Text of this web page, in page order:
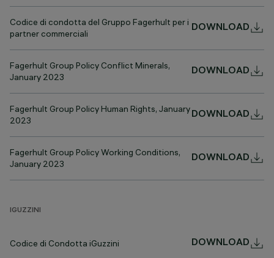
Codice di condotta del Gruppo Fagerhult per i
partner commerciali
DOWNLOAD
Fagerhult Group Policy Conflict Minerals,
January 2023
DOWNLOAD
Fagerhult Group Policy Human Rights, January
2023
DOWNLOAD
Fagerhult Group Policy Working Conditions,
January 2023
DOWNLOAD
IGUZZINI
Codice di Condotta iGuzzini DOWNLOAD